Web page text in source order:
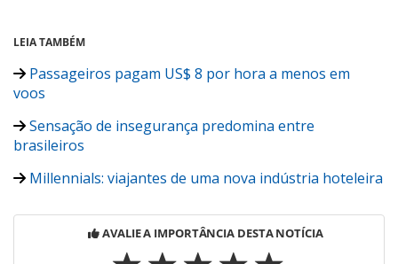
LEIA TAMBÉM
Passageiros pagam US$ 8 por hora a menos em
voos
Sensação de insegurança predomina entre
brasileiros
Millennials: viajantes de uma nova indústria hoteleira
AVALIE A IMPORTÂNCIA DESTA NOTÍCIA